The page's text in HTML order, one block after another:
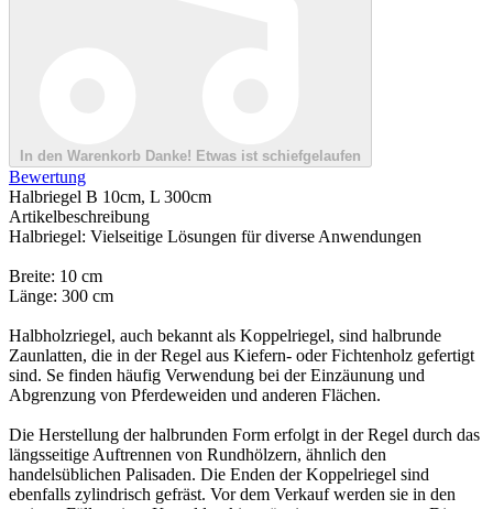
In den Warenkorb Danke! Etwas ist schiefgelaufen
Bewertung
Halbriegel B 10cm, L 300cm
Artikelbeschreibung
Halbriegel: Vielseitige Lösungen für diverse Anwendungen
Breite: 10 cm
Länge: 300 cm
Halbholzriegel, auch bekannt als Koppelriegel, sind halbrunde
Zaunlatten, die in der Regel aus Kiefern- oder Fichtenholz gefertigt
sind. Se finden häufig Verwendung bei der Einzäunung und
Abgrenzung von Pferdeweiden und anderen Flächen.
Die Herstellung der halbrunden Form erfolgt in der Regel durch das
längsseitige Auftrennen von Rundhölzern, ähnlich den
handelsüblichen Palisaden. Die Enden der Koppelriegel sind
ebenfalls zylindrisch gefräst. Vor dem Verkauf werden sie in den